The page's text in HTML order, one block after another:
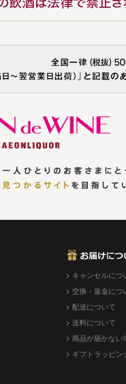
キャンセルにつ
交換・返金につ
配送について
送料について
商品が届かない
ギフトラッピン